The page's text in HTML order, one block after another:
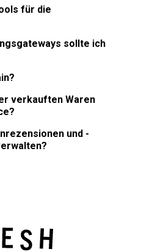
für die
sollte ich
verkauften Waren
und -